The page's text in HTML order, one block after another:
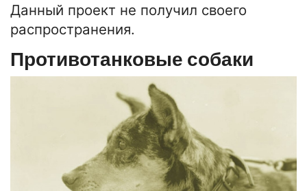
Данный проект не получил своего
распространения.
Противотанковые собаки